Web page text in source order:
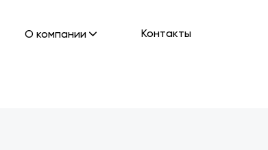
О компании Контакты